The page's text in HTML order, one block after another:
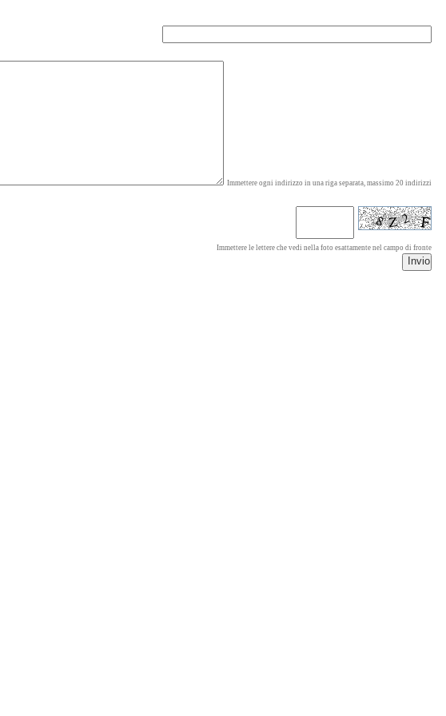
Immettere ogni indirizzo in una riga separata, massimo 20 indirizzi
Immettere le lettere che vedi nella foto esattamente nel campo di fronte